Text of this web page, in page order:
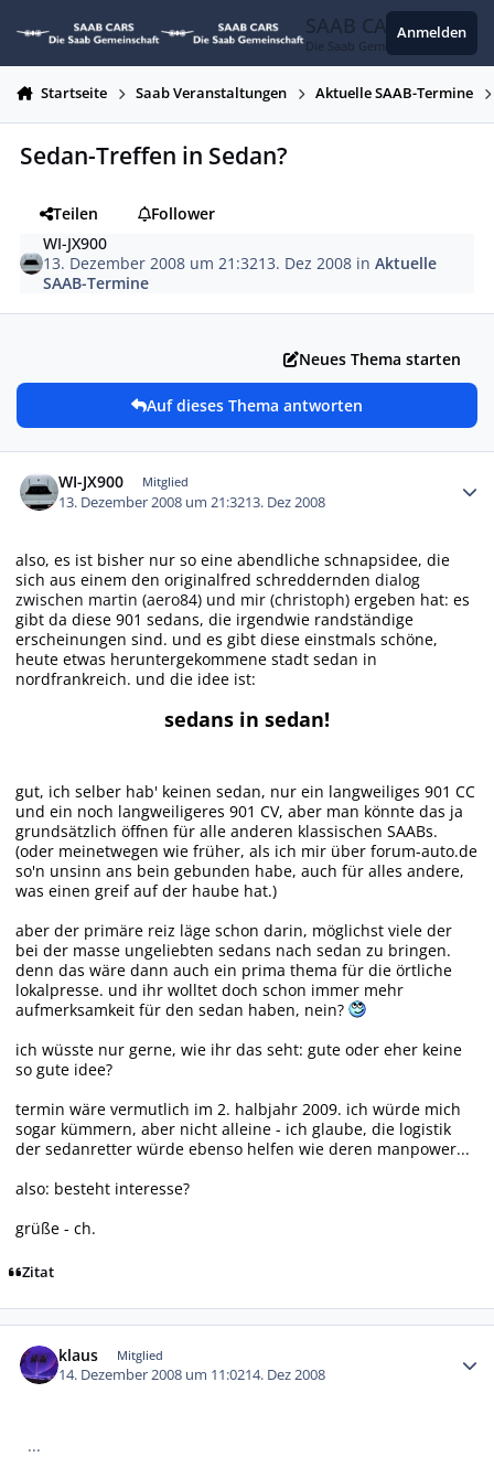
SAAB CARS
Die Saab Gemeinschaft
Anmelden
Startseite Saab Veranstaltungen Aktuelle SAAB-Termine
Sedan-Treffen in Sedan?
Teilen
Follower
WI-JX900
13. Dezember 2008 um 21:3213. Dez 2008 inAktuelle
SAAB-Termine
Neues Thema starten
Auf dieses Thema antworten
WI-JX900 Mitglied
13. Dezember 2008 um 21:3213. Dez 2008
also, es ist bisher nur so eine abendliche schnapsidee, die
sich aus einem den originalfred schreddernden dialog
zwischen martin (aero84) und mir (christoph) ergeben hat: es
gibt da diese 901 sedans, die irgendwie randständige
erscheinungen sind. und es gibt diese einstmals schöne,
heute etwas heruntergekommene stadt sedan in
nordfrankreich. und die idee ist:
sedans in sedan!
gut, ich selber hab' keinen sedan, nur ein langweiliges 901 CC
und ein noch langweiligeres 901 CV, aber man könnte das ja
grundsätzlich öffnen für alle anderen klassischen SAABs.
(oder meinetwegen wie früher, als ich mir über forum-auto.de
so'n unsinn ans bein gebunden habe, auch für alles andere,
was einen greif auf der haube hat.)
aber der primäre reiz läge schon darin, möglichst viele der
bei der masse ungeliebten sedans nach sedan zu bringen.
denn das wäre dann auch ein prima thema für die örtliche
lokalpresse. und ihr wolltet doch schon immer mehr
aufmerksamkeit für den sedan haben, nein?
ich wüsste nur gerne, wie ihr das seht: gute oder eher keine
so gute idee?
termin wäre vermutlich im 2. halbjahr 2009. ich würde mich
sogar kümmern, aber nicht alleine - ich glaube, die logistik
der sedanretter würde ebenso helfen wie deren manpower...
also: besteht interesse?
grüße - ch.
Zitat
klaus Mitglied
14. Dezember 2008 um 11:0214. Dez 2008
...